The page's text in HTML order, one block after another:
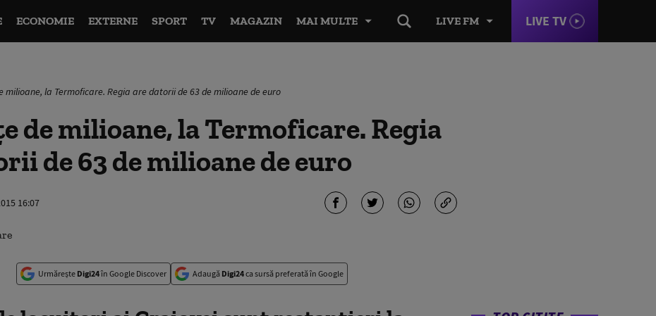
LIVE FM LIVE TV
ECONOMIE EXTERNE SPORT TV MAGAZIN MAI MULTE
milioane, la Termoficare. Regia are datorii de 63 de milioane de euro
de milioane, la Termoficare. Regia
de 63 de milioane de euro
16:07
Urmărește Digi24în Google Discover Adaugă Digi24ca sursă preferată în Google